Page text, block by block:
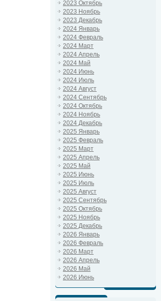
2023 Октябрь
2023 Ноябрь
2023 Декабрь
2024 Январь
2024 Февраль
2024 Март
2024 Апрель
2024 Май
2024 Июнь
2024 Июль
2024 Август
2024 Сентябрь
2024 Октябрь
2024 Ноябрь
2024 Декабрь
2025 Январь
2025 Февраль
2025 Март
2025 Апрель
2025 Май
2025 Июнь
2025 Июль
2025 Август
2025 Сентябрь
2025 Октябрь
2025 Ноябрь
2025 Декабрь
2026 Январь
2026 Февраль
2026 Март
2026 Апрель
2026 Май
2026 Июнь